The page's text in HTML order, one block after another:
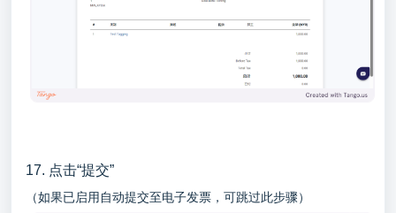
17. 点击“提交”
（如果已启用自动提交至电子发票，可跳过此步骤）